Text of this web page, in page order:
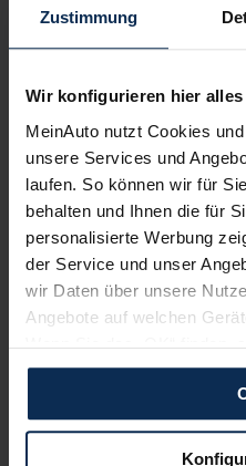
Zustimmung
Wir konfigurieren hier
MeinAuto nutzt Cookies
unsere Services und
laufen. So können wir für
behalten und Ihnen die für
personalisierte Werbung
der Service und unser
wir Daten über unsere
Angebote auf welchen
Wenn Sie das „OK“ finden,
und erlauben uns Cookies
verwenden und diese
etwa an unsere
zustimmen möchten,
Kundenzufriedenheit!
Neuwagenmarkt in
dadurch ihr Wunschauto zum
bewerten unsere Arbeit positiv.
Sehen Sie sich unsere
Erfahren Sie mehr über das